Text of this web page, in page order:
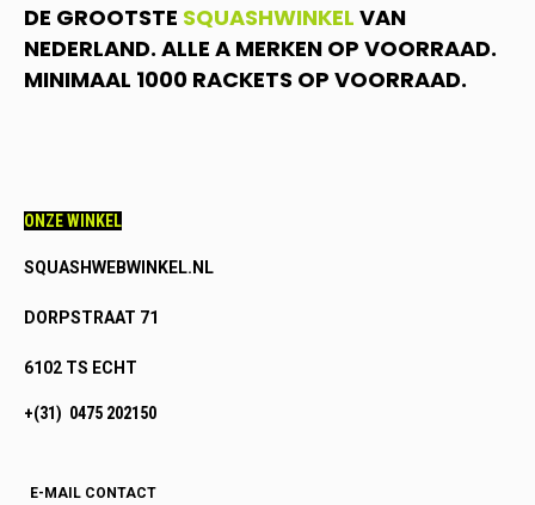
DE GROOTSTE SQUASHWINKEL VAN
NEDERLAND. ALLE A MERKEN OP VOORRAAD.
MINIMAAL 1000 RACKETS OP VOORRAAD.
ONZE WINKEL
SQUASHWEBWINKEL.NL
DORPSTRAAT 71
6102 TS ECHT
+(31) 0475 202150
E-MAIL CONTACT